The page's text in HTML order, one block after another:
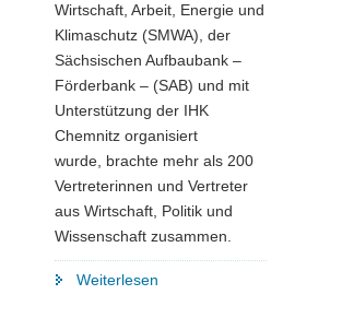
Wirtschaft, Arbeit, Energie und
Klimaschutz (SMWA), der
Sächsischen Aufbaubank –
Förderbank – (SAB) und mit
Unterstützung der IHK
Chemnitz organisiert
wurde, brachte mehr als 200
Vertreterinnen und Vertreter
aus Wirtschaft, Politik und
Wissenschaft zusammen.
Weiterlesen